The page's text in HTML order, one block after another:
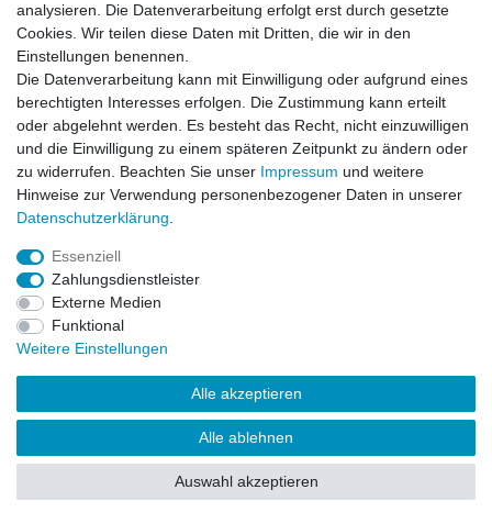
Daten­schutz­erklärung
Barrierefreiheitserklärung Widerrufs­recht
Vertrag widerrufen
© Copyright 2026 | Alle Rechte vorbehalten.
analysieren. Die Datenverarbeitung erfolgt erst durch gesetzte
Cookies. Wir teilen diese Daten mit Dritten, die wir in den
Einstellungen benennen.
Die Datenverarbeitung kann mit Einwilligung oder aufgrund eines
berechtigten Interesses erfolgen. Die Zustimmung kann erteilt
oder abgelehnt werden. Es besteht das Recht, nicht einzuwilligen
und die Einwilligung zu einem späteren Zeitpunkt zu ändern oder
zu widerrufen. Beachten Sie unser Impressum und weitere
Hinweise zur Verwendung personenbezogener Daten in unserer
Daten­schutz­erklärung
Essenziell
Zahlungsdienstleister
Externe Medien
Funktional
Weitere Einstellungen
Alle akzeptieren
Alle ablehnen
Auswahl akzeptieren